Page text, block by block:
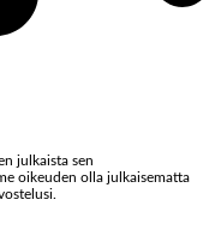
julkaista sen
oikeuden olla julkaisematta